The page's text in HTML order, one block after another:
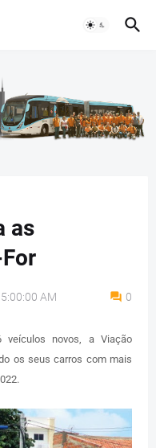
as
AM 0
veículos novos, a Viação
os seus carros com mais